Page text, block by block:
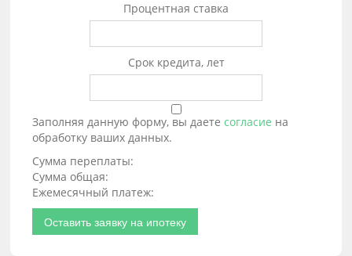
Процентная ставка
Срок кредита, лет
Заполняя данную форму, вы даетесогласие на
обработку ваших данных.
Сумма переплаты:
Сумма общая:
Ежемесячный платеж:
Оставить заявку на ипотеку